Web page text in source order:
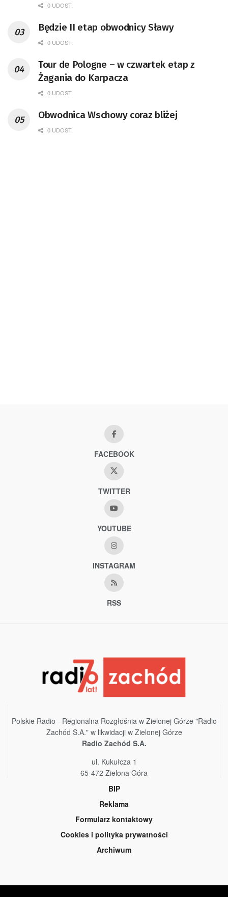
0 UDOST.
Będzie II etap obwodnicy Sławy
0 UDOST.
Tour de Pologne – w czwartek etap z
Żagania do Karpacza
0 UDOST.
Obwodnica Wschowy coraz bliżej
0 UDOST.
FACEBOOK
TWITTER
YOUTUBE
INSTAGRAM
RSS
Polskie Radio - Regionalna Rozgłośnia w Zielonej Górze "Radio
Zachód S.A." w likwidacji w Zielonej Górze
Radio Zachód S.A.
ul. Kukułcza 1
65-472 Zielona Góra
BIP
Reklama
Formularz kontaktowy
Cookies i polityka prywatności
Archiwum